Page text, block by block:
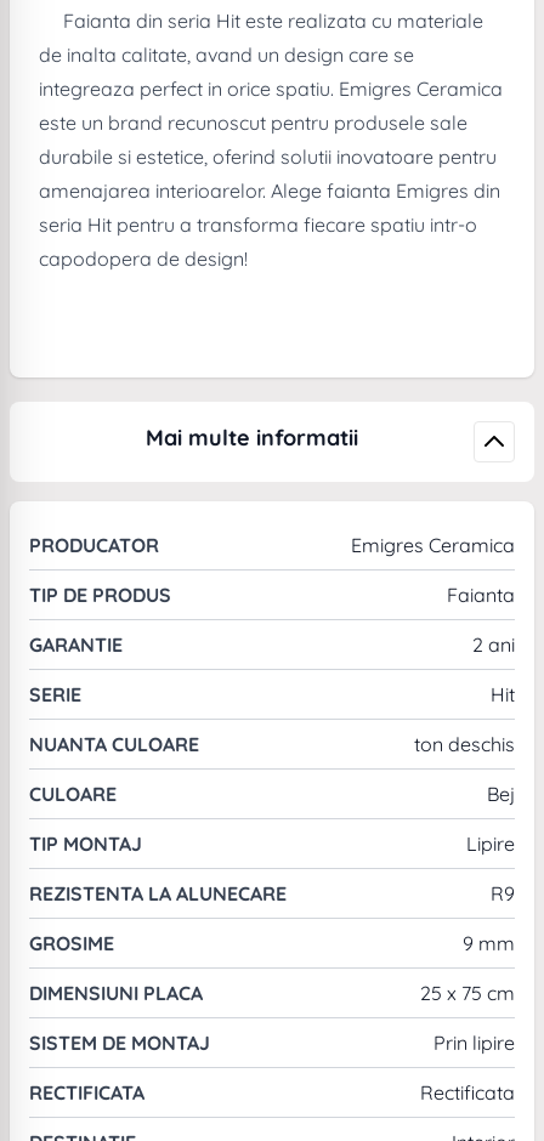
Faianta din seria Hit este realizata cu materiale
de inalta calitate, avand un design care se
integreaza perfect in orice spatiu. Emigres Ceramica
este un brand recunoscut pentru produsele sale
durabile si estetice, oferind solutii inovatoare pentru
amenajarea interioarelor. Alege faianta Emigres din
seria Hit pentru a transforma fiecare spatiu intr-o
capodopera de design!
Mai multe informatii
PRODUCATOR Emigres Ceramica
TIP DE PRODUS Faianta
GARANTIE 2 ani
SERIE Hit
NUANTA CULOARE ton deschis
CULOARE Bej
TIP MONTAJ Lipire
REZISTENTA LA ALUNECARE R9
GROSIME 9 mm
DIMENSIUNI PLACA 25 x 75 cm
SISTEM DE MONTAJ Prin lipire
RECTIFICATA Rectificata